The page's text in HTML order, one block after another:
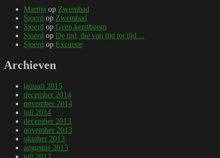
Martijn op Zwembad
Sjoerd op Zwembad
Sjoerd op Geen kerstboom
Sjoerd op De tijd, die van tijd tot tijd…
Sjoerd op Excursie
Archieven
januari 2015
december 2014
november 2014
juli 2014
december 2013
november 2013
oktober 2013
augustus 2013
juli 2013